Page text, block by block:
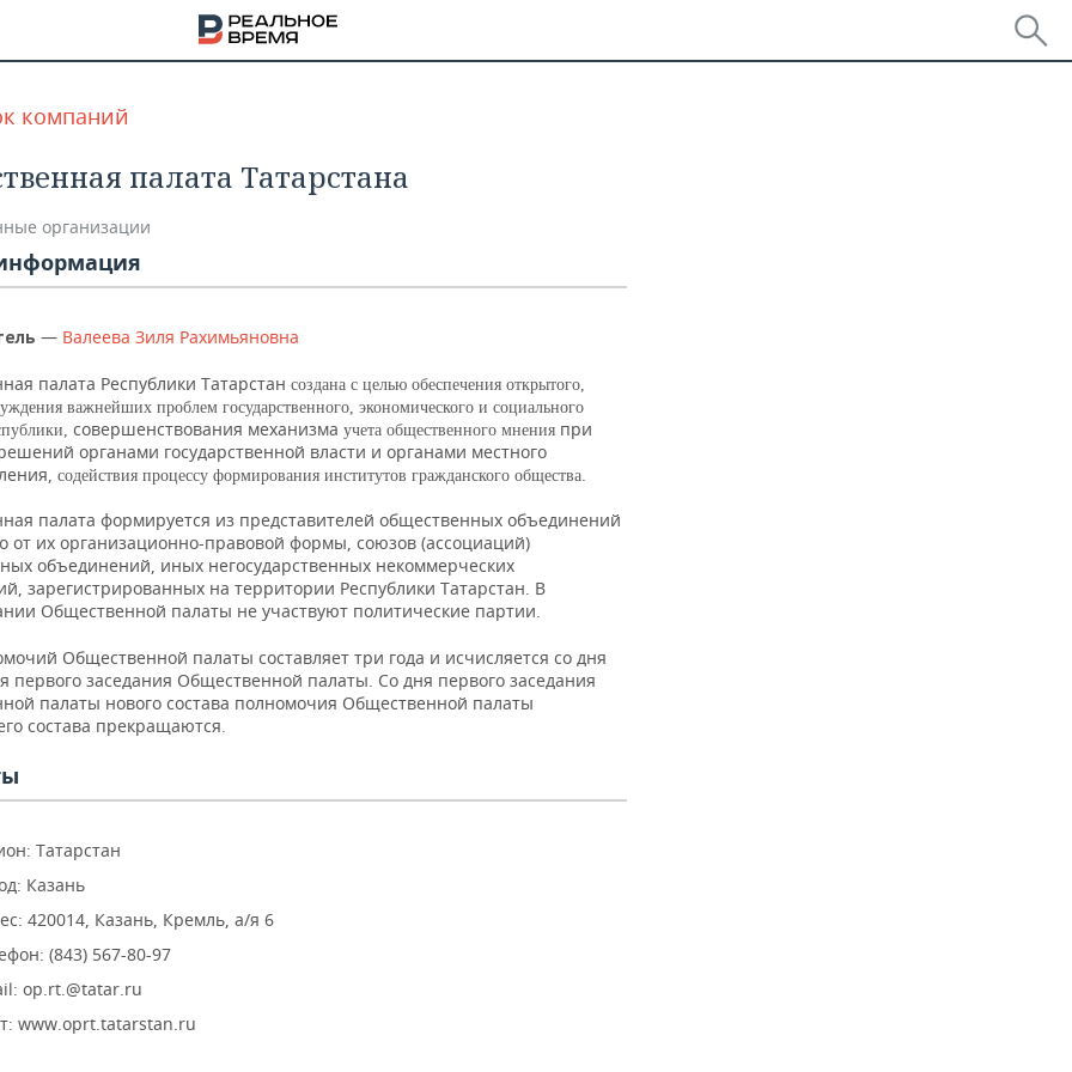
компаний
палата Татарстана
организации
— Валеева Зиля Рахимьяновна
палата Республики Татарстан создана с целью обеспечения открытого,
важнейших проблем государственного, экономического и социального
совершенствования механизма учета общественного мнения при
органами государственной власти и органами местного
содействия процессу формирования институтов гражданского общества.
палата формируется из представителей общественных объединений
от их организационно-правовой формы, союзов (ассоциаций)
объединений, иных негосударственных некоммерческих
зарегистрированных на территории Республики Татарстан. В
Общественной палаты не участвуют политические партии.
Общественной палаты составляет три года и исчисляется со дня
первого заседания Общественной палаты. Со дня первого заседания
палаты нового состава полномочия Общественной палаты
состава прекращаются.
Татарстан
Казань
420014, Казань, Кремль, а/я 6
(843) 567-80-97
op.rt.@tatar.ru
www.oprt.tatarstan.ru